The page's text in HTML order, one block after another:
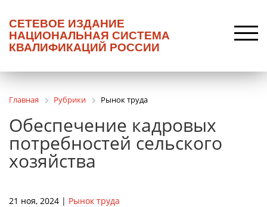
СЕТЕВОЕ ИЗДАНИЕ
НАЦИОНАЛЬНАЯ СИСТЕМА
КВАЛИФИКАЦИЙ РОССИИ
Главная Рубрики Рынок труда
Обеспечение кадровых
потребностей сельского
хозяйства
21 ноя, 2024 | Рынок труда